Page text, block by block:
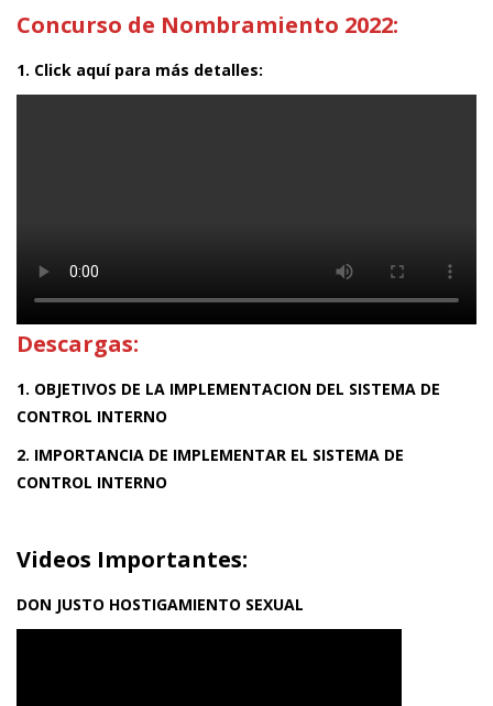
Concurso de Nombramiento 2022:
1. Click aquí para más detalles:
Descargas:
1. OBJETIVOS DE LA IMPLEMENTACION DEL SISTEMA DE
CONTROL INTERNO
2. IMPORTANCIA DE IMPLEMENTAR EL SISTEMA DE
CONTROL INTERNO
Videos Importantes:
DON JUSTO HOSTIGAMIENTO SEXUAL